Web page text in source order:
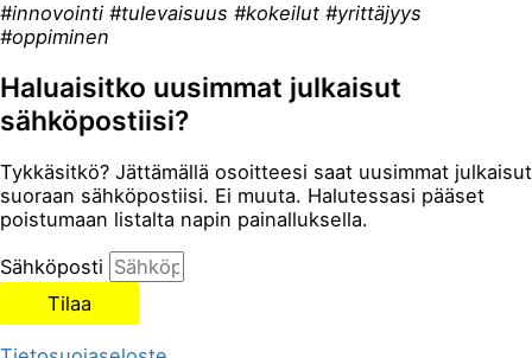
#innovointi #tulevaisuus #kokeilut #yrittäjyys
#oppiminen
Haluaisitko uusimmat julkaisut
sähköpostiisi?
Tykkäsitkö? Jättämällä osoitteesi saat uusimmat julkaisut
suoraan sähköpostiisi. Ei muuta. Halutessasi pääset
poistumaan listalta napin painalluksella.
Sähköposti
Tilaa